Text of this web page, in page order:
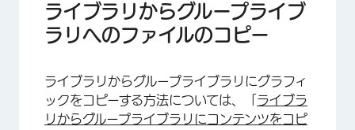
ライブラリからグループライブ
ラリへのファイルのコピー
ライブラリからグループライブラリにグラフィ
ックをコピーする方法については、「 ライブラ
リからグループライブラリにコンテンツをコピ